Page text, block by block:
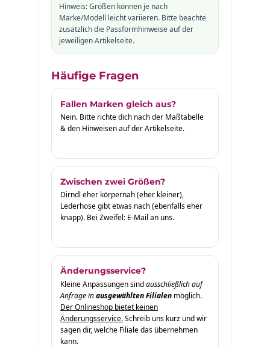
Hinweis: Größen können je nach
Marke/Modell leicht variieren. Bitte beachte
zusätzlich die Passformhinweise auf der
jeweiligen Artikelseite.
Häufige Fragen
Fallen Marken gleich aus?
Nein. Bitte richte dich nach der Maßtabelle
& den Hinweisen auf der Artikelseite.
Zwischen zwei Größen?
Dirndl eher körpernah (eher kleiner),
Lederhose gibt etwas nach (ebenfalls eher
knapp). Bei Zweifel: E-Mail an uns.
Änderungsservice?
Kleine Anpassungen sindausschließlich auf
Anfrage inausgewählten Filialen möglich.
Der Onlineshop bietet keinen
Änderungsservice.Schreib uns kurz und wir
sagen dir, welche Filiale das übernehmen
kann.